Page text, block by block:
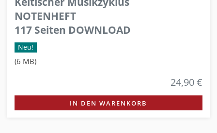
NOTENHEFT
117 Seiten DOWNLOAD
Neu!
(6 MB)
24,90 €
IN DEN WARENKORB